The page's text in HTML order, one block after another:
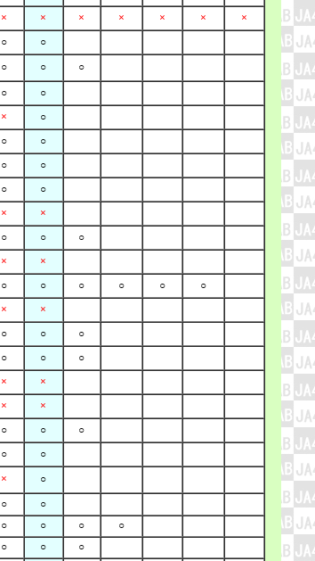
× × × × × × ×
○ ○
○ ○ ○
○ ○
× ○
○ ○
○ ○
○ ○
× ×
○ ○ ○
× ×
○ ○ ○ ○ ○ ○
× ×
○ ○ ○
○ ○ ○
× ×
× ×
○ ○ ○
○ ○
× ○
○ ○
○ ○ ○ ○
○ ○ ○